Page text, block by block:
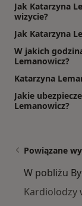
Jak Katarzyna
wizycie?
Jak Katarzyna
W jakich
Lemanowicz?
Katarzyna
Jakie
Lemanowicz?
Powiązane
W pobliżu
Kardiolodzy